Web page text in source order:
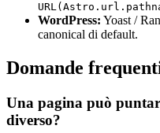
WordPress: Yoast /
canonical di default.
Domande
Una pagina può
diverso?